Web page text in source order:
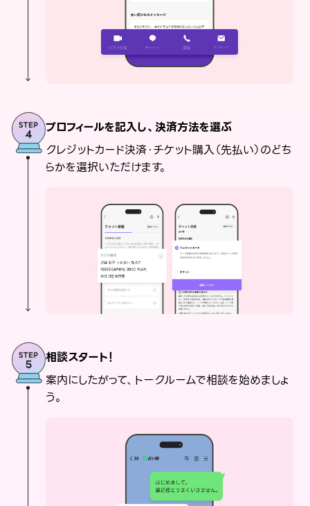
プロフィールを記入し、決済方法を選ぶ
クレジットカード決済・チケット購入（先払い）のどち
らかを選択いただけます。
相談スタート！
案内にしたがって、トークルームで相談を始めましょ
う。